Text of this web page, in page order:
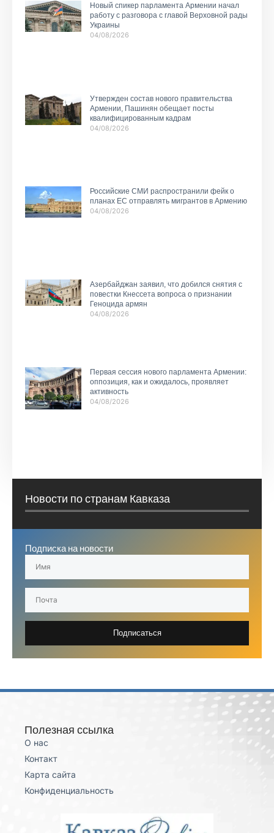
Новый спикер парламента Армении начал
работу с разговора с главой Верховной рады
Украины
04/08/2026
Утвержден состав нового правительства
Армении, Пашинян обещает посты
квалифицированным кадрам
04/08/2026
Российские СМИ распространили фейк о
планах ЕС отправлять мигрантов в Армению
04/08/2026
Азербайджан заявил, что добился снятия с
повестки Кнессета вопроса о признании
Геноцида армян
04/08/2026
Первая сессия нового парламента Армении:
оппозиция, как и ожидалось, проявляет
активность
04/08/2026
Новости по странам Кавказа
Подписка на новости
Подписаться
Полезная ссылка
О нас
Контакт
Карта сайта
Конфиденциальность